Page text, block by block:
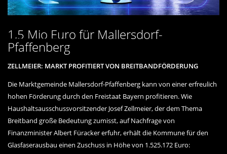
1,5 Mio Euro für Mallersdorf-
Pfaffenberg
ZELLMEIER: MARKT PROFITIERT VON BREITBANDFÖRDERUNG
Die Marktgemeinde Mallersdorf-Pfaffenberg kann von einer erfreulich
hohen Förderung durch den Freistaat Bayern profitieren. Wie
Haushaltsausschussvorsitzender Josef Zellmeier, der dem Thema
Breitband große Bedeutung zumisst, auf Nachfrage von
Finanzminister Albert Füracker erfuhr, erhält die Kommune für den
Glasfaserausbau einen Zuschuss in Höhe von 1.525.172 Euro: